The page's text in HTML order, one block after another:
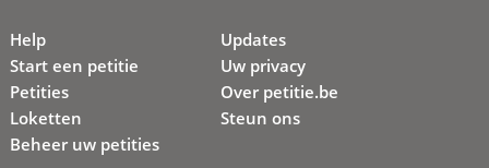
Help
Start een petitie
Petities
Loketten
Beheer uw petities
Updates
Uw privacy
Over petitie.be
Steun ons